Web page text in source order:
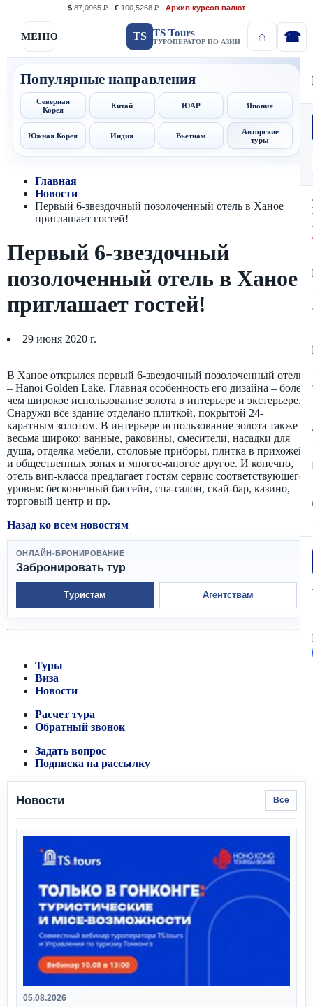
$ 87,0965 ₽ · € 100,5268 ₽ Архив курсов валют
МЕНЮ TS TS Tours
ТУРОПЕРАТОР ПО АЗИИ
Популярные направления
Северная
Корея
Китай ЮАР Япония
Южная Корея Индия Вьетнам
Авторские
туры
Главная
Новости
Первый 6-звездочный позолоченный отель в Ханое
приглашает гостей!
Первый 6-звездочный
позолоченный отель в Ханое
приглашает гостей!
29 июня 2020 г.
В Ханое открылся первый 6-звездочный позолоченный отель
– Hanoi Golden Lake. Главная особенность его дизайна – более
чем широкое использование золота в интерьере и экстерьере.
Снаружи все здание отделано плиткой, покрытой 24-
каратным золотом. В интерьере использование золота также
весьма широко: ванные, раковины, смесители, насадки для
душа, отделка мебели, столовые приборы, плитка в прихожей
и общественных зонах и многое-многое другое. И конечно,
отель вип-класса предлагает гостям сервис соответствующего
уровня: бесконечный бассейн, спа-салон, скай-бар, казино,
торговый центр и пр.
Назад ко всем новостям
ОНЛАЙН-БРОНИРОВАНИЕ
Забронировать тур
Туристам Агентствам
Туры
Виза
Новости
Расчет тура
Обратный звонок
Задать вопрос
Подписка на рассылку
Новости Все
05.08.2026